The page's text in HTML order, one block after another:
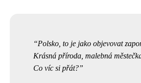
Polsko, to je jako objevovat
Krásná příroda, malebná
Co víc si přát?